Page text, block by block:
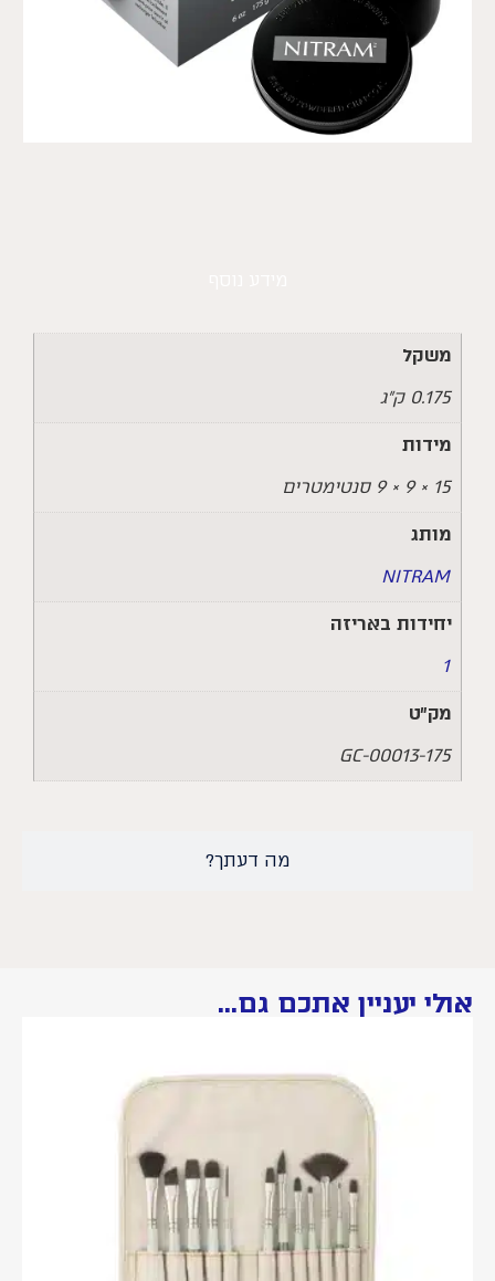
מה דעתך?
משקל
0.175 ק"ג
מידות
15 × 9 × 9 סנטימטרים
מותג
NITRAM
יחידות באריזה
1
מק״ט
GC-00013-175
אולי יעניין אתכם גם...